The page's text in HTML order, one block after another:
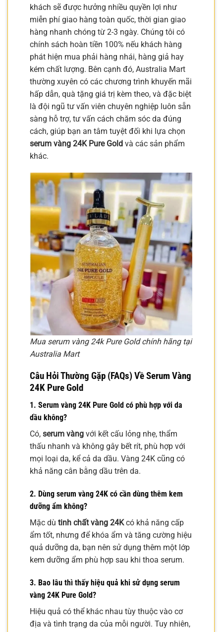
khách sẽ được hưởng nhiều quyền lợi như
miễn phí giao hàng toàn quốc, thời gian giao
hàng nhanh chóng từ 2-3 ngày. Chúng tôi có
chính sách hoàn tiền 100% nếu khách hàng
phát hiện mua phải hàng nhái, hàng giả hay
kém chất lượng. Bên cạnh đó, Australia Mart
thường xuyên có các chương trình khuyến mãi
hấp dẫn, quà tặng giá trị kèm theo, và đặc biệt
là đội ngũ tư vấn viên chuyên nghiệp luôn sẵn
sàng hỗ trợ, tư vấn cách chăm sóc da đúng
cách, giúp bạn an tâm tuyệt đối khi lựa chọn
serum vàng 24K Pure Gold và các sản phẩm
khác.
Mua serum vàng 24k Pure Gold chính hãng tại
Australia Mart
Câu Hỏi Thường Gặp (FAQs) VềSerum Vàng
24K Pure Gold
1. Serum vàng 24K Pure Gold có phù hợp với da
dầu không?
Có, serum vàng với kết cấu lỏng nhẹ, thẩm
thấu nhanh và không gây bết rít, phù hợp với
mọi loại da, kể cả da dầu. Vàng 24K cũng có
khả năng cân bằng dầu trên da.
2. Dùng serum vàng 24K có cần dùng thêm kem
dưỡng ẩm không?
Mặc dù tinh chất vàng 24Kcó khả năng cấp
ẩm tốt, nhưng để khóa ẩm và tăng cường hiệu
quả dưỡng da, bạn nên sử dụng thêm một lớp
kem dưỡng ẩm phù hợp sau khi thoa serum.
3. Bao lâu thì thấy hiệu quả khi sử dụng serum
vàng 24K Pure Gold?
Hiệu quả có thể khác nhau tùy thuộc vào cơ
địa và tình trạng da của mỗi người. Tuy nhiên,